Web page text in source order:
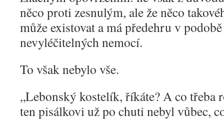
něco proti zesnulým, ale že něco
může existovat a má předehru v
nevyléčitelných nemocí.
To však nebylo vše.
„Lebonský kostelík, říkáte? A co třeba
ten pisálkovi už po chuti nebyl vůbec,